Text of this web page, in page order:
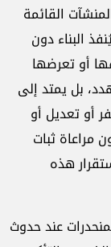
القائمة
البناء دون
أو تعرضها
بل يمتد إلى
أو تعديل أو
مراعاة ثبات
هذه
عند حدوث